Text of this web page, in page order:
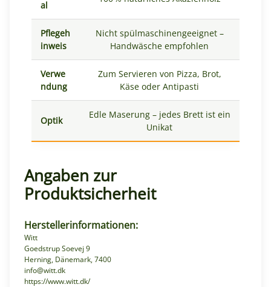
al
Pflegeh
inweis
Nicht spülmaschinengeeignet –
Handwäsche empfohlen
Verwe
ndung
Zum Servieren von Pizza, Brot,
Käse oder Antipasti
Optik
Edle Maserung – jedes Brett ist ein
Unikat
Angaben zur
Produktsicherheit
Herstellerinformationen:
Witt
Goedstrup Soevej 9
Herning, Dänemark, 7400
info@witt.dk
https://www.witt.dk/